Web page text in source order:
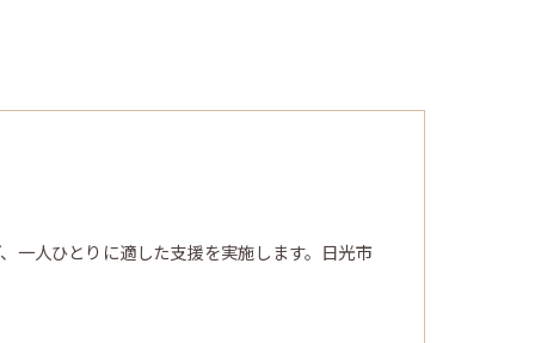
一人ひとりに適した支援を実施します。日光市